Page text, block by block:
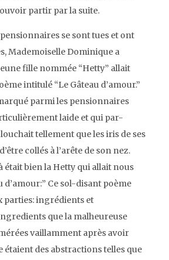
partir par la suite.
se sont tues et ont
Mademoiselle Dominique a
fille nommée “Hetty” allait
intitulé “Le Gâteau d’amour.”
parmi les pensionnaires
laide et qui par-
tellement que les iris de ses
collés à l’arête de son nez.
était bien la Hetty qui allait nous
d’amour:” Ce sol-disant poème
parties: ingrédients et
que la malheureuse
vaillamment après avoir
étaient des abstractions telles que